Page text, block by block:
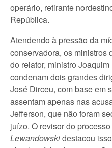
operário, retirante
República.
Atendendo à pressão da
conservadora, os ministros
do relator, ministro
condenam dois grandes
José Dirceu, com base em
assentam apenas nas
Jefferson, que não foram
juízo. O revisor do
Lewandowskidestacou